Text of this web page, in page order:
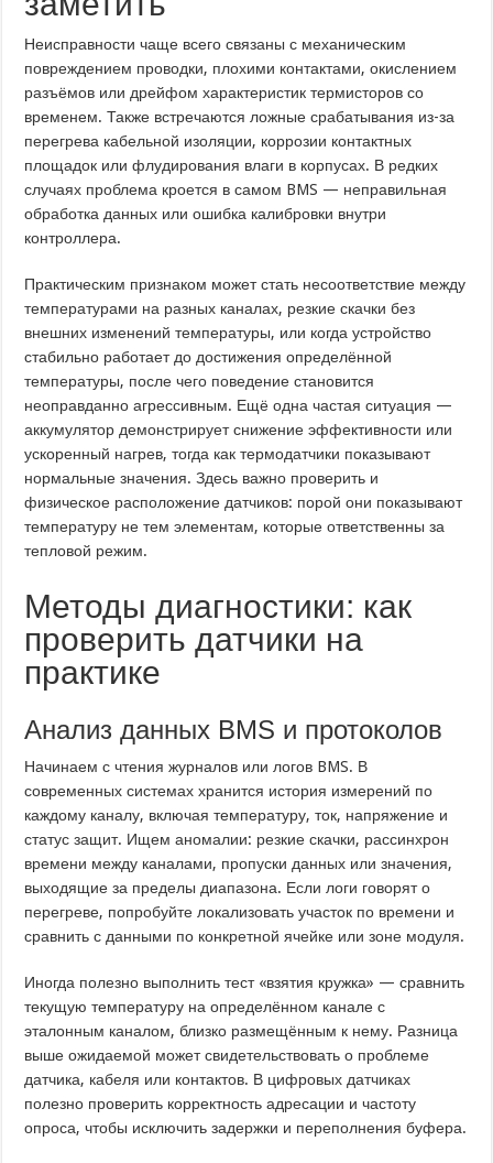
Неисправности чаще всего связаны с механическим
повреждением проводки, плохими контактами, окислением
разъёмов или дрейфом характеристик термисторов со
временем. Также встречаются ложные срабатывания из-за
перегрева кабельной изоляции, коррозии контактных
площадок или флудирования влаги в корпусах. В редких
случаях проблема кроется в самом BMS — неправильная
обработка данных или ошибка калибровки внутри
контроллера.
Практическим признаком может стать несоответствие между
температурами на разных каналах, резкие скачки без
внешних изменений температуры, или когда устройство
стабильно работает до достижения определённой
температуры, после чего поведение становится
неоправданно агрессивным. Ещё одна частая ситуация —
аккумулятор демонстрирует снижение эффективности или
ускоренный нагрев, тогда как термодатчики показывают
нормальные значения. Здесь важно проверить и
физическое расположение датчиков: порой они показывают
температуру не тем элементам, которые ответственны за
тепловой режим.
Методы диагностики: как
проверить датчики на
практике
Анализ данных BMS и протоколов
Начинаем с чтения журналов или логов BMS. В
современных системах хранится история измерений по
каждому каналу, включая температуру, ток, напряжение и
статус защит. Ищем аномалии: резкие скачки, рассинхрон
времени между каналами, пропуски данных или значения,
выходящие за пределы диапазона. Если логи говорят о
перегреве, попробуйте локализовать участок по времени и
сравнить с данными по конкретной ячейке или зоне модуля.
Иногда полезно выполнить тест «взятия кружка» — сравнить
текущую температуру на определённом канале с
эталонным каналом, близко размещённым к нему. Разница
выше ожидаемой может свидетельствовать о проблеме
датчика, кабеля или контактов. В цифровых датчиках
полезно проверить корректность адресации и частоту
опроса, чтобы исключить задержки и переполнения буфера.